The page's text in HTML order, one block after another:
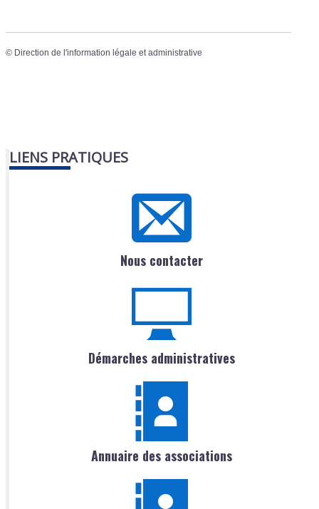
© Direction de l'information légale et administrative
LIENS PRATIQUES
Nous contacter
Démarches administratives
Annuaire des associations